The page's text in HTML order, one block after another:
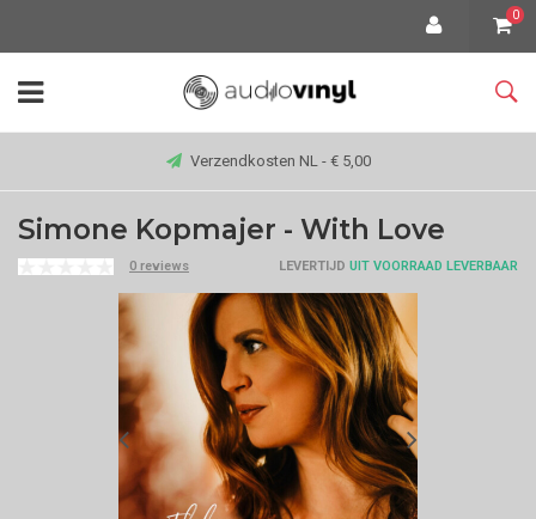
0
Verzendkosten NL - € 5,00
Simone Kopmajer - With Love
0 reviews LEVERTIJD UIT VOORRAAD LEVERBAAR